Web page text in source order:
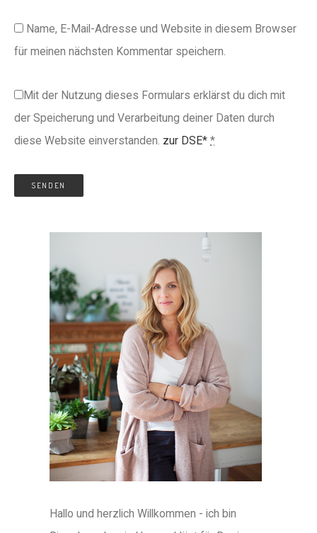
Name, E-Mail-Adresse und Website in diesem Browser
für meinen nächsten Kommentar speichern.
Mit der Nutzung dieses Formulars erklärst du dich mit
der Speicherung und Verarbeitung deiner Daten durch
diese Website einverstanden. zur DSE* *
Hallo und herzlich Willkommen - ich bin